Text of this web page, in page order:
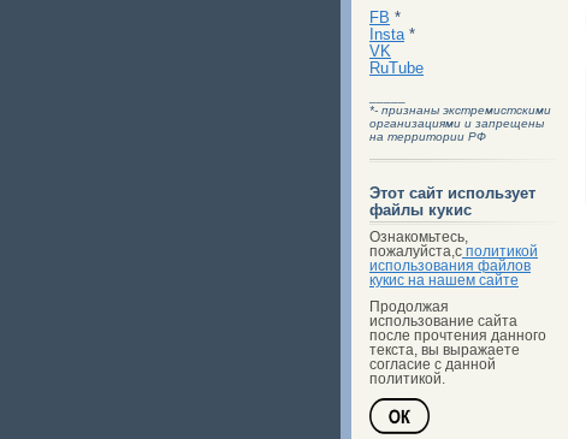
FB *
Insta *
VK
RuTube
*- признаны экстремистскими
организациями и запрещены
на территории РФ
Этот сайт использует
файлы кукис
Ознакомьтесь,
пожалуйста,с политикой
использования файлов
кукис на нашем сайте
Продолжая
использование сайта
после прочтения данного
текста, вы выражаете
согласие с данной
политикой.